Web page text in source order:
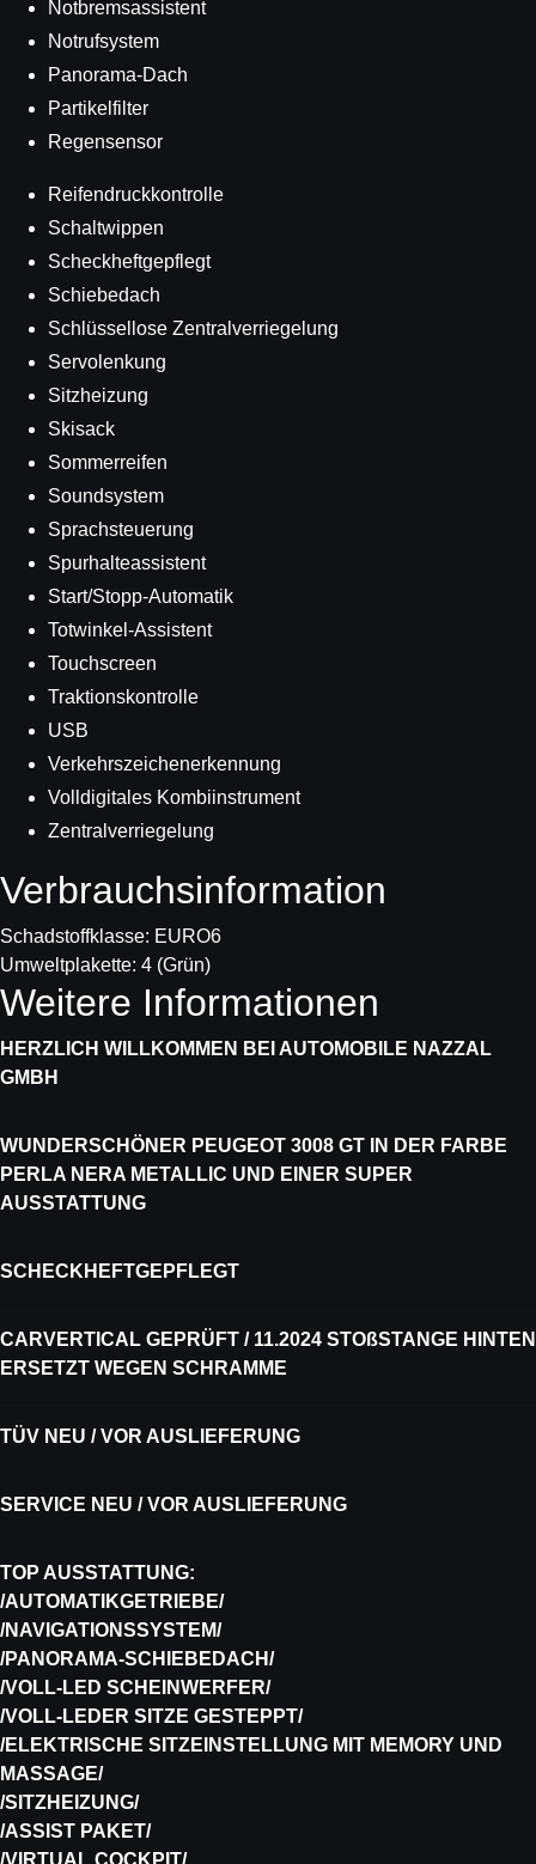
Notbremsassistent
Notrufsystem
Panorama-Dach
Partikelfilter
Regensensor
Reifendruckkontrolle
Schaltwippen
Scheckheftgepflegt
Schiebedach
Schlüssellose Zentralverriegelung
Servolenkung
Sitzheizung
Skisack
Sommerreifen
Soundsystem
Sprachsteuerung
Spurhalteassistent
Start/Stopp-Automatik
Totwinkel-Assistent
Touchscreen
Traktionskontrolle
USB
Verkehrszeichenerkennung
Volldigitales Kombiinstrument
Zentralverriegelung
Verbrauchs­information
Schadstoffklasse: EURO6
Umweltplakette: 4 (Grün)
Weitere Informationen
HERZLICH WILLKOMMEN BEI AUTOMOBILE NAZZAL
GMBH
WUNDERSCHÖNER PEUGEOT 3008 GT IN DER FARBE
PERLA NERA METALLIC UND EINER SUPER
AUSSTATTUNG
SCHECKHEFTGEPFLEGT
CARVERTICAL GEPRÜFT / 11.2024 STOßSTANGE HINTEN
ERSETZT WEGEN SCHRAMME
TÜV NEU / VOR AUSLIEFERUNG
SERVICE NEU / VOR AUSLIEFERUNG
TOP AUSSTATTUNG:
/AUTOMATIKGETRIEBE/
/NAVIGATIONSSYSTEM/
/PANORAMA-SCHIEBEDACH/
/VOLL-LED SCHEINWERFER/
/VOLL-LEDER SITZE GESTEPPT/
/ELEKTRISCHE SITZEINSTELLUNG MIT MEMORY UND
MASSAGE/
/SITZHEIZUNG/
/ASSIST PAKET/
/VIRTUAL COCKPIT/